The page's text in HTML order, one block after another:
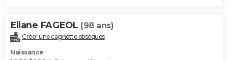
Eliane FAGEOL (98 ans)
Créer une cagnotte obsèques
Naissance